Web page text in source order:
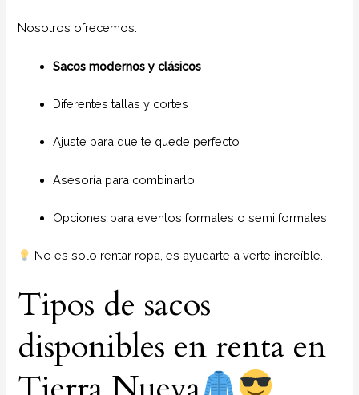
Nosotros ofrecemos:
Sacos modernos y clásicos
Diferentes tallas y cortes
Ajuste para que te quede perfecto
Asesoría para combinarlo
Opciones para eventos formales o semi formales
No es solo rentar ropa, es ayudarte a verte increíble.
Tipos de sacos
disponibles en renta en